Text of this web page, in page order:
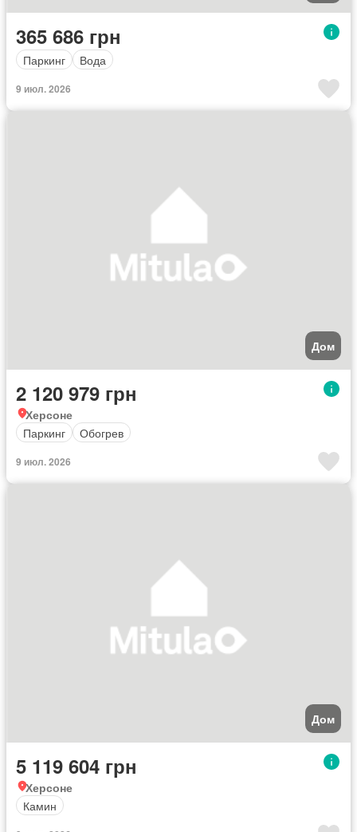
365 686 грн
Паркинг Вода
9 июл. 2026
Дом
2 120 979 грн
Херсоне
Паркинг
Обогрев
9 июл. 2026
Дом
5 119 604 грн
Херсоне
Камин